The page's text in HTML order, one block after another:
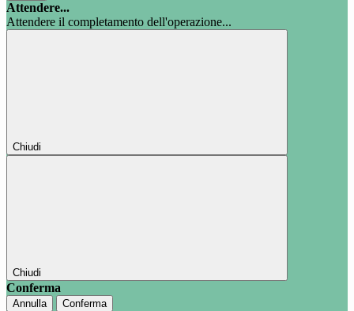
Attendere...
Attendere il completamento dell'operazione...
Chiudi
Chiudi
Conferma
Annulla Conferma